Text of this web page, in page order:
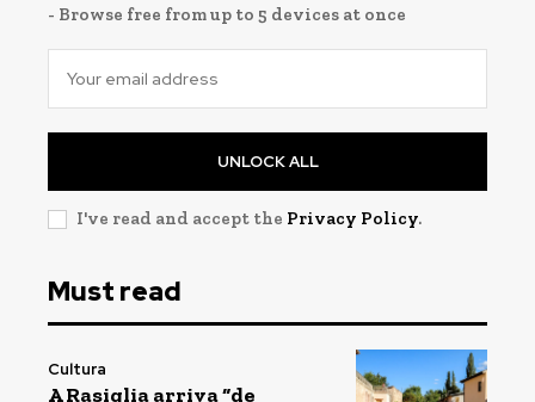
- Browse free from up to 5 devices at once
UNLOCK ALL
I've read and accept the Privacy Policy.
Must read
Cultura
A Rasiglia arriva “de